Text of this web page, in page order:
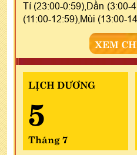
Tí (23:00-0:59),Dần (3:00-
(11:00-12:59),Mùi (13:00-
XEM
LỊCH DƯƠNG
5
Tháng 7